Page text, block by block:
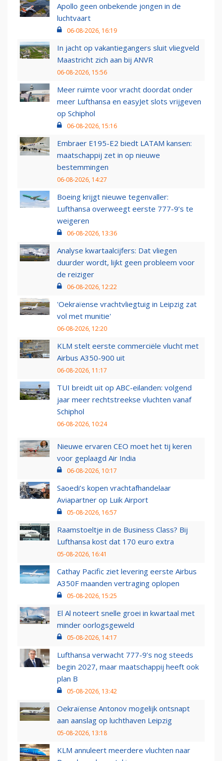
Apollo geen onbekende jongen in de
luchtvaart
06-08-2026, 16:19
In jacht op vakantiegangers sluit vliegveld
Maastricht zich aan bij ANVR
06-08-2026, 15:56
Meer ruimte voor vracht doordat onder
meer Lufthansa en easyJet slots vrijgeven
op Schiphol
06-08-2026, 15:16
Embraer E195-E2 biedt LATAM kansen:
maatschappij zet in op nieuwe
bestemmingen
06-08-2026, 14:27
Boeing krijgt nieuwe tegenvaller:
Lufthansa overweegt eerste 777-9’s te
weigeren
06-08-2026, 13:36
Analyse kwartaalcijfers: Dat vliegen
duurder wordt, lijkt geen probleem voor
de reiziger
06-08-2026, 12:22
'Oekraïense vrachtvliegtuig in Leipzig zat
vol met munitie'
06-08-2026, 12:20
KLM stelt eerste commerciële vlucht met
Airbus A350-900 uit
06-08-2026, 11:17
TUI breidt uit op ABC-eilanden: volgend
jaar meer rechtstreekse vluchten vanaf
Schiphol
06-08-2026, 10:24
Nieuwe ervaren CEO moet het tij keren
voor geplaagd Air India
06-08-2026, 10:17
Saoedi’s kopen vrachtafhandelaar
Aviapartner op Luik Airport
05-08-2026, 16:57
Raamstoeltje in de Business Class? Bij
Lufthansa kost dat 170 euro extra
05-08-2026, 16:41
Cathay Pacific ziet levering eerste Airbus
A350F maanden vertraging oplopen
05-08-2026, 15:25
El Al noteert snelle groei in kwartaal met
minder oorlogsgeweld
05-08-2026, 14:17
Lufthansa verwacht 777-9’s nog steeds
begin 2027, maar maatschappij heeft ook
plan B
05-08-2026, 13:42
Oekraïense Antonov mogelijk ontsnapt
aan aanslag op luchthaven Leipzig
05-08-2026, 13:18
KLM annuleert meerdere vluchten naar